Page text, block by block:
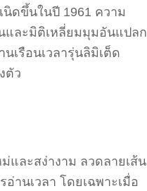
นิดขึ้นในปี 1961 ความ
และมิติเหลี่ยมมุมอันแปลก
เรือนเวลารุ่นลิมิเต็ด
ตัว
และสง่างาม ลวดลายเส้น
านเวลา โดยเฉพาะเมื่อ